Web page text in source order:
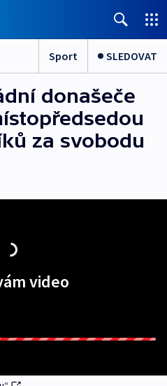
Sport SLEDOVAT
donašeče
za svobodu
video